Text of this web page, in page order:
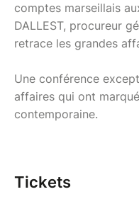
comptes marseillais
DALLEST, procureur
retrace les grandes
Une conférence
affaires qui ont
contemporaine.
Tickets